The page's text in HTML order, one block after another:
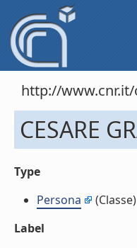
http://
CESARE
Type
Persona
(Classe)
Label